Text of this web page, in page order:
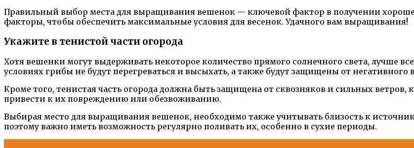
Правильный выбор места для выращивания вешенок — ключевой фактор в получении
факторы, чтобы обеспечить максимальные условия для весенок. Удачного вам выращивания!
Укажите в тенистой части огорода
Хотя вешенки могут выдерживать некоторое количество прямого солнечного света, лучше
условиях грибы не будут перегреваться и высыхать, а также будут защищены от негативного
Кроме того, тенистая часть огорода должна быть защищена от сквозняков и сильных ветров,
привести к их повреждению или обезвоживанию.
Выбирая место для выращивания вешенок, необходимо также учитывать близость к
поэтому важно иметь возможность регулярно поливать их, особенно в сухие периоды.